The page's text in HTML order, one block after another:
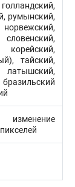
румынский,
тайский,
латышский,
изменение